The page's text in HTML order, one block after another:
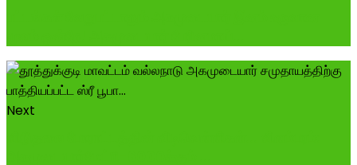
Next